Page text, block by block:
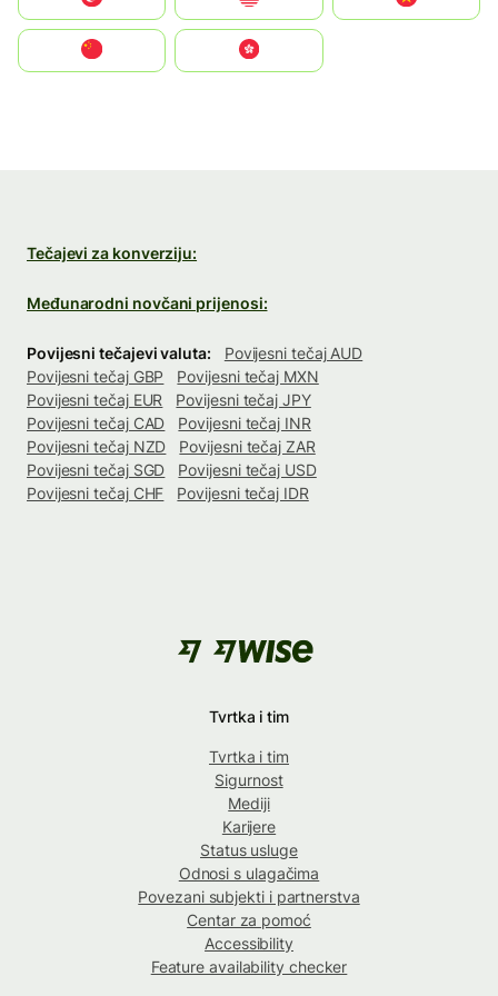
中國香港特別行政區
Tečajevi za konverziju:
Međunarodni novčani prijenosi:
Povijesni tečajevi valuta:
Povijesni tečaj AUD
Povijesni tečaj GBP
Povijesni tečaj MXN
Povijesni tečaj EUR
Povijesni tečaj JPY
Povijesni tečaj CAD
Povijesni tečaj INR
Povijesni tečaj NZD
Povijesni tečaj ZAR
Povijesni tečaj SGD
Povijesni tečaj USD
Povijesni tečaj CHF
Povijesni tečaj IDR
Tvrtka i tim
Tvrtka i tim
Sigurnost
Mediji
Karijere
Status usluge
Odnosi s ulagačima
Povezani subjekti i partnerstva
Centar za pomoć
Accessibility
Feature availability checker